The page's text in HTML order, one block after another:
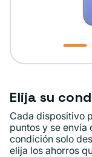
Elija su
Cada dispositivo
puntos y se envía
condición solo
elija los ahorros